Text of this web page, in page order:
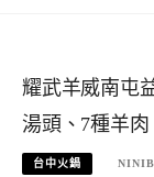
耀武羊威南屯
湯頭、7種羊
台中火鍋